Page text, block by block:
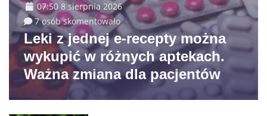
07:50 8 sierpnia 2026
7 osób skomentowało
Leki z jednej e-recepty można
wykupić w różnych aptekach.
Ważna zmiana dla pacjentów